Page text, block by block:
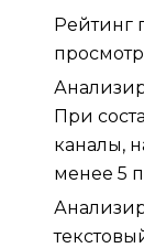
Рейтинг
При
каналы,
менее 5